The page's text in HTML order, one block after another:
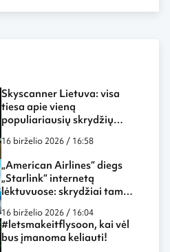
Skyscanner Lietuva: visa
tiesa apie vieną
populiariausių skrydžių
16 birželio 2026 / 16:58
„American Airlines“ diegs
„Starlink“ internetą
lėktuvuose: skrydžiai tampa
dar labiau panašūs į darbą
biure ar namuose
16 birželio 2026 / 16:04
#letsmakeitflysoon, kai vėl
bus įmanoma keliauti!